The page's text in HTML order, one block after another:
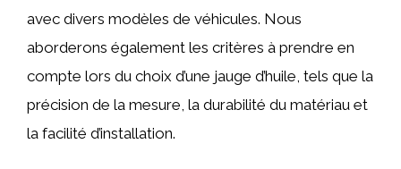
avec divers modèles de véhicules. Nous
aborderons également les critères à prendre en
compte lors du choix d’une jauge d’huile, tels que la
précision de la mesure, la durabilité du matériau et
la facilité d’installation.